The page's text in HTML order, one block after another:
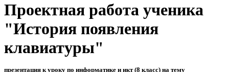
Проектная работа ученика
"История появления
клавиатуры"
презентация к уроку по информатике и икт (8 класс) на тему